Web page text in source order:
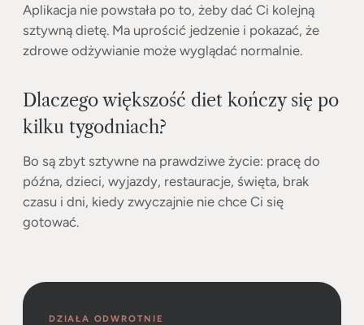
Aplikacja nie powstała po to, żeby dać Ci kolejną
sztywną dietę. Ma uprościć jedzenie i pokazać, że
zdrowe odżywianie może wyglądać normalnie.
Dlaczego większość diet kończy się po
kilku tygodniach?
Bo są zbyt sztywne na prawdziwe życie: pracę do
późna, dzieci, wyjazdy, restauracje, święta, brak
czasu i dni, kiedy zwyczajnie nie chce Ci się
gotować.
DZIAŁA ODWROTNIE